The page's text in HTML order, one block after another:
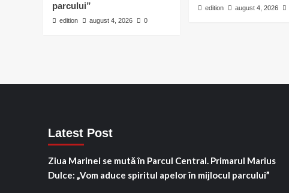
parcului”
edition august 4, 2026 0
edition august 4, 2026
Latest Post
Ziua Marinei se mută în Parcul Central. Primarul Marius
Dulce: „Vom aduce spiritul apelor în mijlocul parcului”